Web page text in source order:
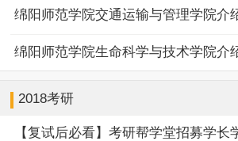
绵阳师范学院交通运输与管理学院介
绵阳师范学院生命科学与技术学院介
2018考研
【复试后必看】考研帮学堂招募学长